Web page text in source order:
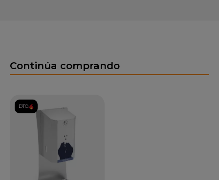
Continúa comprando
DTO.